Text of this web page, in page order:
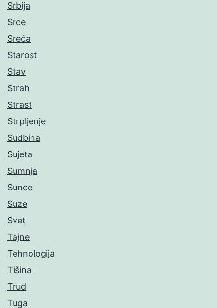
Srbija
Srce
Sreća
Starost
Stav
Strah
Strast
Strpljenje
Sudbina
Sujeta
Sumnja
Sunce
Suze
Svet
Tajne
Tehnologija
Tišina
Trud
Tuga